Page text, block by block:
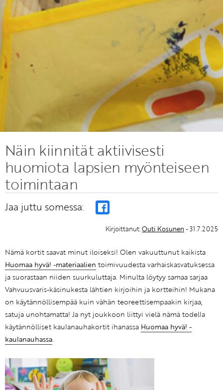
Näin kiinnität aktiivisesti
huomiota lapsien myönteiseen
toimintaan
Jaa juttu somessa:
Kirjoittanut:Outi Kosunen - 31.7.2025
Nämä kortit saavat minut iloiseksi! Olen vakuuttunut kaikista
Huomaa hyvä! -materiaalien toimivuudesta varhaiskasvatuksessa
ja suorastaan niiden suurkuluttaja. Minulta löytyy samaa sarjaa
Vahvuusvaris-käsinukesta lähtien kirjoihin ja kortteihin! Mukana
on käytännöllisempää kuin vähän teoreettisempaakin kirjaa,
satuja unohtamatta! Ja nyt joukkoon liittyi vielä nämä todella
käytännölliset kaulanauhakortit ihanassa Huomaa hyvä! -
kaulanauhassa.